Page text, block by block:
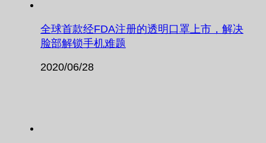
全球首款经FDA注册的透明口罩上市，解决
脸部解锁手机难题
2020/06/28